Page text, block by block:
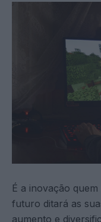
É a inovação
futuro ditará as
aumento e